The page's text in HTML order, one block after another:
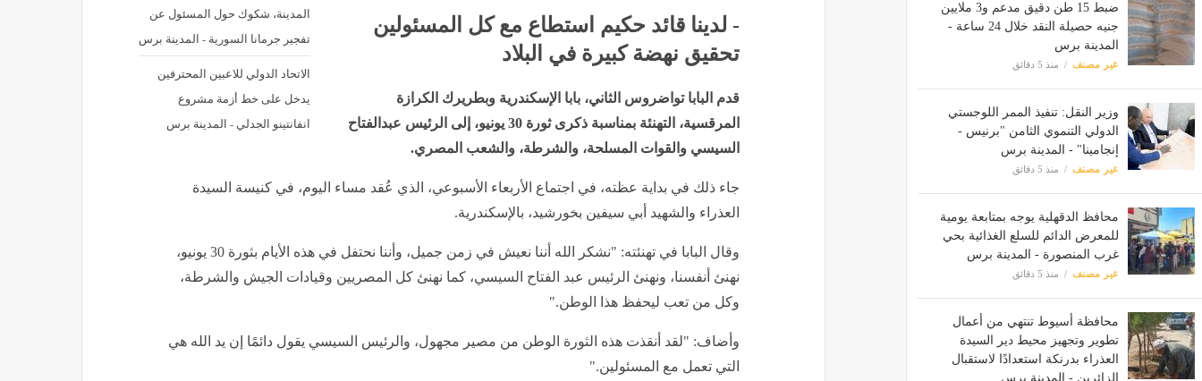
ضبط 15 طن دقيق مدعم و3 ملايين
جنيه حصيلة النقد خلال 24 ساعة -
المدينة برس
غير مصنف منذ 5 دقائق
وزير النقل: تنفيذ الممر اللوجستي
الدولي التنموي الثامن "برنيس -
إنجامينا" - المدينة برس
غير مصنف منذ 5 دقائق
محافظ الدقهلية يوجه بمتابعة يومية
للمعرض الدائم للسلع الغذائية بحي
غرب المنصورة - المدينة برس
غير مصنف منذ 5 دقائق
محافظة أسيوط تنتهي من أعمال
تطوير وتجهيز محيط دير السيدة
العذراء بدرنكة استعدادًا لاستقبال
الزائرين - المدينة برس
المدينة، شكوك حول المسئول عن
تفجير جرمانا السورية - المدينة برس
الاتحاد الدولي للاعبين المحترفين
يدخل على خط أزمة مشروع
انفانتينو الجدلي - المدينة برس
- لدينا قائد حكيم استطاع مع كل المسئولين
تحقيق نهضة كبيرة في البلاد
قدم البابا تواضروس الثاني، بابا الإسكندرية وبطريرك الكرازة
المرقسية، التهنئة بمناسبة ذكرى ثورة 30 يونيو، إلى الرئيس عبدالفتاح
السيسي والقوات المسلحة، والشرطة، والشعب المصري.
جاء ذلك في بداية عظته، في اجتماع الأربعاء الأسبوعي، الذي عُقد مساء اليوم، في كنيسة السيدة
العذراء والشهيد أبي سيفين بخورشيد، بالإسكندرية.
وقال البابا في تهنئته: "نشكر الله أننا نعيش في زمن جميل، وأننا نحتفل في هذه الأيام بثورة 30 يونيو،
نهنئ أنفسنا، ونهنئ الرئيس عبد الفتاح السيسي، كما نهنئ كل المصريين وقيادات الجيش والشرطة،
وكل من تعب ليحفظ هذا الوطن."
وأضاف: "لقد أنقذت هذه الثورة الوطن من مصير مجهول، والرئيس السيسي يقول دائمًا إن يد الله هي
التي تعمل مع المسئولين."